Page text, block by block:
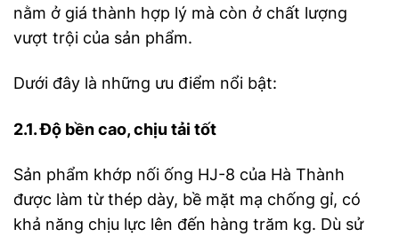
nằm ở giá thành hợp lý mà còn ở chất lượng
vượt trội của sản phẩm.
Dưới đây là những ưu điểm nổi bật:
2.1. Độ bền cao, chịu tải tốt
Sản phẩm khớp nối ống HJ-8 của Hà Thành
được làm từ thép dày, bề mặt mạ chống gỉ, có
khả năng chịu lực lên đến hàng trăm kg. Dù sử